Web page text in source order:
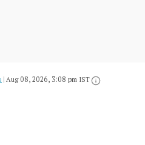
|Aug 08, 2026, 3:08 pm IST